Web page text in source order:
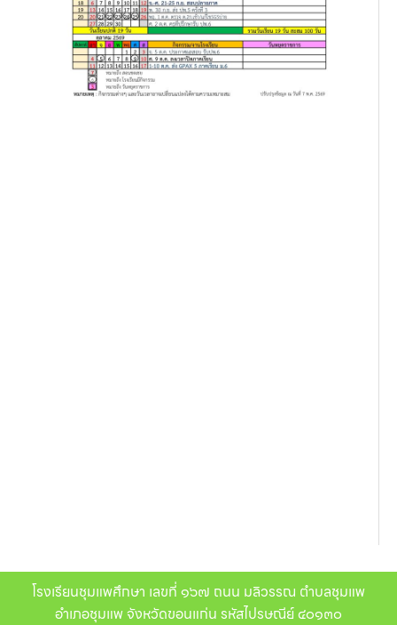
โรงเรียนชุมแพศึกษา เลขที่ ๑๖๗ ถนน มลิวรรณ ตำบลชุมแพ
อำเภอชุมแพ จังหวัดขอนแก่น รหัสไปรษณีย์ ๔๐๑๓๐